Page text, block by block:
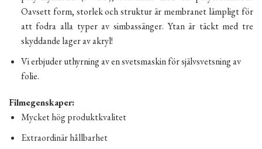
Oavsett form, storlek och struktur är membranet lämpligt för
att fodra alla typer av simbassänger. Ytan är täckt med tre
skyddande lager av akryl!
Vi erbjuder uthyrning av en svetsmaskin för självsvetsning av
folie.
Filmegenskaper:
Mycket hög produktkvalitet
Extraordinär hållbarhet